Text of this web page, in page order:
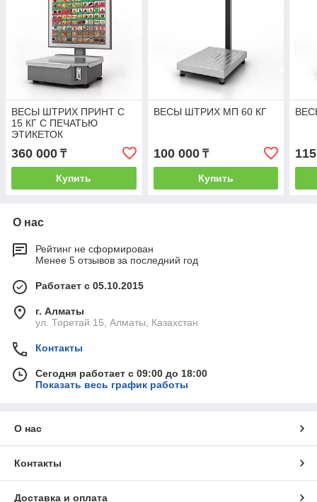
ВЕСЫ ШТРИХ ПРИНТ С
15 КГ С ПЕЧАТЬЮ
ЭТИКЕТОК
360 000 ₸
Купить
ВЕСЫ ШТРИХ МП 60 КГ
100 000₸
Купить
О нас
Рейтинг не сформирован
Менее 5 отзывов за последний год
Работает с 05.10.2015
г. Алматы
ул. Торетай 15, Алматы, Казахстан
Контакты
Сегодня работает с 09:00 до 18:00
Показать весь график работы
О нас
Контакты
Доставка и оплата